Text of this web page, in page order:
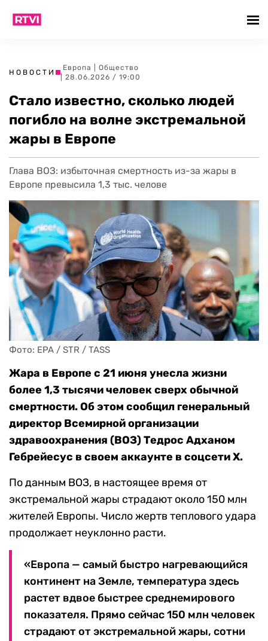
НОВОСТИ
Европа
Общество
| 28.06.2026 / 19:00
Стало известно, сколько людей
погибло на волне экстремальной
жары в Европе
Глава ВОЗ: избыточная смертность из-за жары в
Европе превысила 1,3 тыс. челове
Фото: EPA / STR / TASS
Жара в Европе с 21 июня унесла жизни
более 1,3 тысячи человек сверх обычной
смертности. Об этом сообщил генеральный
директор Всемирной организации
здравоохранения (ВОЗ) Тедрос Адханом
Гебрейесус в своем аккаунте в соцсети X.
По данным ВОЗ, в настоящее время от
экстремальной жары страдают около 150 млн
жителей Европы. Число жертв теплового удара
продолжает неуклонно расти.
«Европа — самый быстро нагревающийся
континент на Земле, температура здесь
растет вдвое быстрее среднемирового
показателя. Прямо сейчас 150 млн человек
страдают от экстремальной жары, сотни